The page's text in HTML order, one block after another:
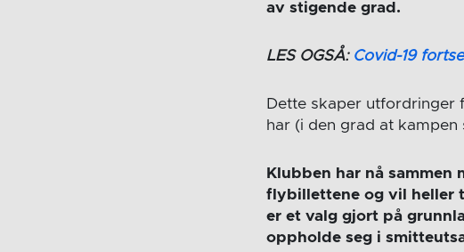
av stigende grad.
LES OGSÅ: Covid-19
Dette skaper utfordringer
har (i den grad at
Klubben har nå sammen
flybillettene og vil heller
er et valg gjort på
oppholde seg i